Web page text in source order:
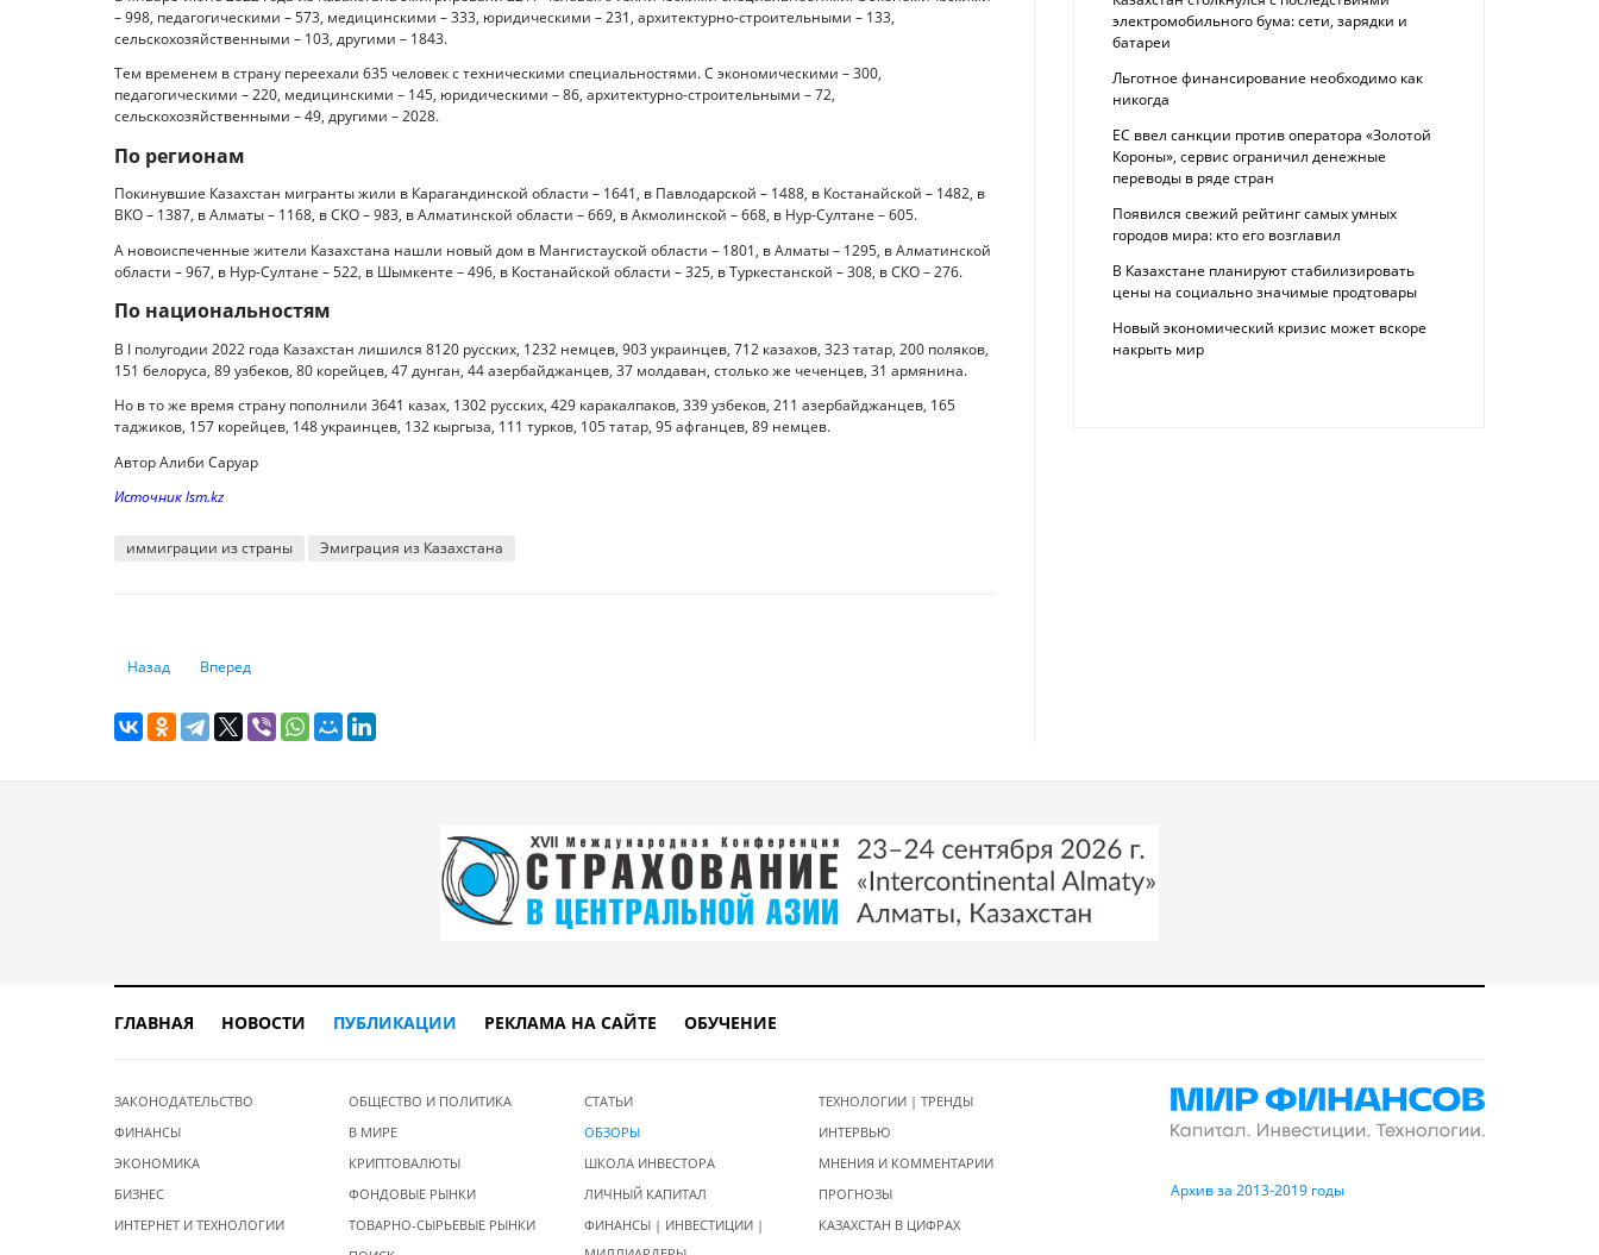
– 998, педагогическими – 573, медицинскими – 333, юридическими – 231, архитектурно-строительными – 133,
сельскохозяйственными – 103, другими – 1843.
Тем временем в страну переехали 635 человек с техническими специальностями. С экономическими – 300,
педагогическими – 220, медицинскими – 145, юридическими – 86, архитектурно-строительными – 72,
сельскохозяйственными – 49, другими – 2028.
По регионам
Покинувшие Казахстан мигранты жили в Карагандинской области – 1641, в Павлодарской – 1488, в Костанайской – 1482, в
ВКО – 1387, в Алматы – 1168, в СКО – 983, в Алматинской области – 669, в Акмолинской – 668, в Нур-Султане – 605.
А новоиспеченные жители Казахстана нашли новый дом в Мангистауской области – 1801, в Алматы – 1295, в Алматинской
области – 967, в Нур-Султане – 522, в Шымкенте – 496, в Костанайской области – 325, в Туркестанской – 308, в СКО – 276.
По национальностям
В I полугодии 2022 года Казахстан лишился 8120 русских, 1232 немцев, 903 украинцев, 712 казахов, 323 татар, 200 поляков,
151 белоруса, 89 узбеков, 80 корейцев, 47 дунган, 44 азербайджанцев, 37 молдаван, столько же чеченцев, 31 армянина.
Но в то же время страну пополнили 3641 казах, 1302 русских, 429 каракалпаков, 339 узбеков, 211 азербайджанцев, 165
таджиков, 157 корейцев, 148 украинцев, 132 кыргыза, 111 турков, 105 татар, 95 афганцев, 89 немцев.
Автор Алиби Саруар
Источник lsm.kz
иммиграции из страны Эмиграция из Казахстана
Предыдущий: Казахстан: уровень инфляции остается неблагоприятно высоким
Назад Следующий: Большинство работодателей отложили все изменения зарплатных компенсаций на 2023 год - эксперты
Вперед
электромобильного бума: сети, зарядки и
батареи
Льготное финансирование необходимо как
никогда
ЕС ввел санкции против оператора «Золотой
Короны», сервис ограничил денежные
переводы в ряде стран
Появился свежий рейтинг самых умных
городов мира: кто его возглавил
В Казахстане планируют стабилизировать
цены на социально значимые продтовары
Новый экономический кризис может вскоре
накрыть мир
ГЛАВНАЯ НОВОСТИ ПУБЛИКАЦИИ РЕКЛАМА НА САЙТЕ ОБУЧЕНИЕ
ЗАКОНОДАТЕЛЬСТВО
ФИНАНСЫ
ЭКОНОМИКА
БИЗНЕС
ИНТЕРНЕТ И ТЕХНОЛОГИИ
ОБЩЕСТВО И ПОЛИТИКА
В МИРЕ
КРИПТОВАЛЮТЫ
ФОНДОВЫЕ РЫНКИ
ТОВАРНО-СЫРЬЕВЫЕ РЫНКИ
СТАТЬИ
ОБЗОРЫ
ШКОЛА ИНВЕСТОРА
ЛИЧНЫЙ КАПИТАЛ
ФИНАНСЫ | ИНВЕСТИЦИИ |
ТЕХНОЛОГИИ | ТРЕНДЫ
ИНТЕРВЬЮ
МНЕНИЯ И КОММЕНТАРИИ
ПРОГНОЗЫ
КАЗАХСТАН В ЦИФРАХ
Архив за 2013-2019 годы